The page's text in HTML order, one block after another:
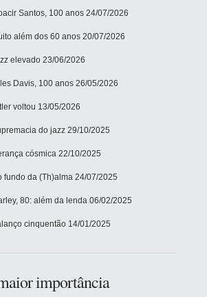
Santos, 100 anos 24/07/2026
além dos 60 anos 20/07/2026
elevado 23/06/2026
Davis, 100 anos 26/05/2026
voltou 13/05/2026
do jazz 29/10/2025
cósmica 22/10/2025
fundo da (Th)alma 24/07/2025
80: além da lenda 06/02/2025
cinquentão 14/01/2025
importância